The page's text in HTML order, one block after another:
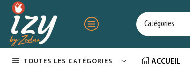
TOUTES LES CATÉGORIES ACCUEIL